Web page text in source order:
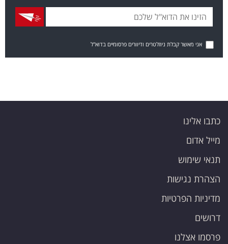
אני מאשר קבלת ניוזלטרים ודיוורים פרסומיים בדוא"ל
כתבו אלינו
מייל אדום
תנאי שימוש
הצהרת נגישות
מדיניות הפרטיות
דרושים
פרסמו אצלנו